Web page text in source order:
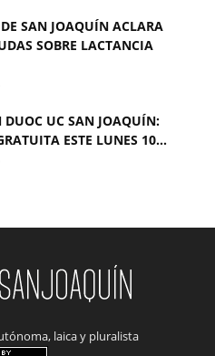
SAN JOAQUÍN ACLARA
SOBRE LACTANCIA
DUOC UC SAN JOAQUÍN:
ESTE LUNES 10...
laica y pluralista